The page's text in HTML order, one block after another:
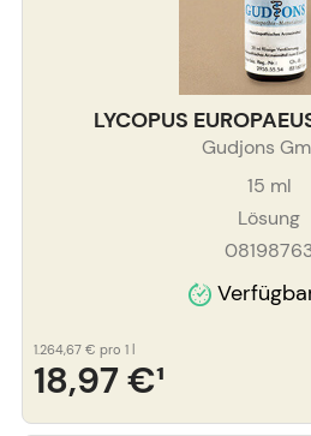
LYCOPUS
Gudjons
15 ml
Lösung
18,97 €¹
1.264,67 € pro 1 l